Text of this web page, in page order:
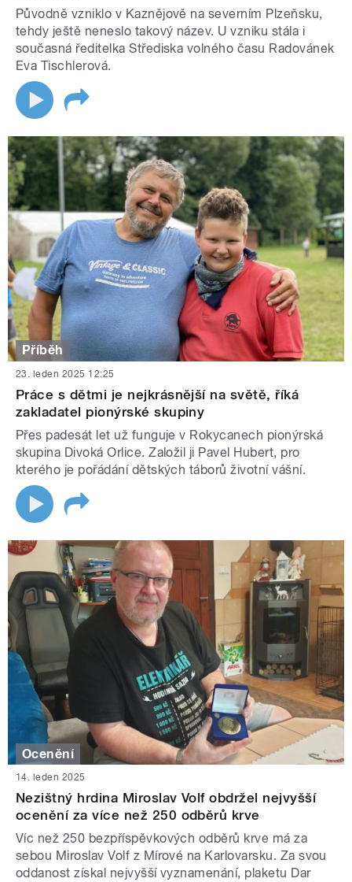
Původně vzniklo v Kaznějově na severním Plzeňsku,
tehdy ještě neneslo takový název. U vzniku stála i
současná ředitelka Střediska volného času Radovánek
Eva Tischlerová.
Příběh
23. leden 2025 12:25
Práce s dětmi je nejkrásnější na světě, říká
zakladatel pionýrské skupiny
Přes padesát let už funguje v Rokycanech pionýrská
skupina Divoká Orlice. Založil ji Pavel Hubert, pro
kterého je pořádání dětských táborů životní vášní.
Ocenění
14. leden 2025
Nezištný hrdina Miroslav Volf obdržel nejvyšší
ocenění za více než 250 odběrů krve
Víc než 250 bezpříspěvkových odběrů krve má za
sebou Miroslav Volf z Mírové na Karlovarsku. Za svou
oddanost získal nejvyšší vyznamenání, plaketu Dar